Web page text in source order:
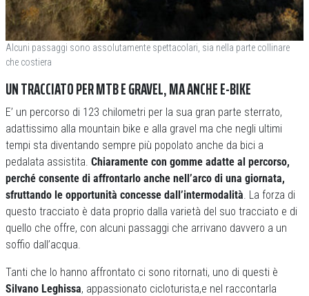
Alcuni passaggi sono assolutamente spettacolari, sia nella parte collinare
che costiera
UN TRACCIATO PER MTB E GRAVEL, MA ANCHE E-BIKE
E’ un percorso di 123 chilometri per la sua gran parte sterrato,
adattissimo alla mountain bike e alla gravel ma che negli ultimi
tempi sta diventando sempre più popolato anche da bici a
pedalata assistita. Chiaramente con gomme adatte al percorso,
perché consente di affrontarlo anche nell’arco di una giornata,
sfruttando le opportunità concesse dall’intermodalità. La forza di
questo tracciato è data proprio dalla varietà del suo tracciato e di
quello che offre, con alcuni passaggi che arrivano davvero a un
soffio dall’acqua.
Tanti che lo hanno affrontato ci sono ritornati, uno di questi è
Silvano Leghissa, appassionato cicloturista,e nel raccontarla